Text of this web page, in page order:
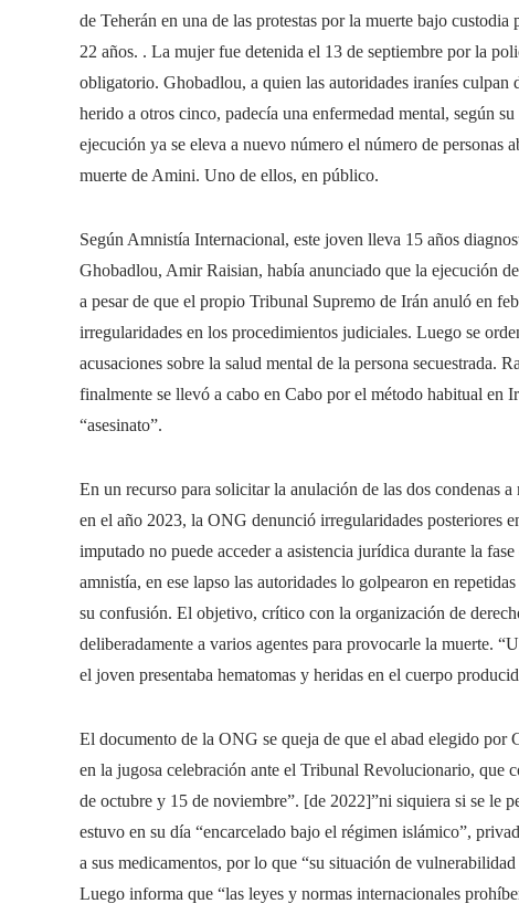
de Teherán en una de las protestas por la muerte bajo
22 años. . La mujer fue detenida el 13 de septiembre por la
obligatorio. Ghobadlou, a quien las autoridades iraníes culpan
herido a otros cinco, padecía una enfermedad mental, según
ejecución ya se eleva a nuevo número el número de personas
muerte de Amini. Uno de ellos, en público.
Según Amnistía Internacional, este joven lleva 15 años
Ghobadlou, Amir Raisian, había anunciado que la ejecución
a pesar de que el propio Tribunal Supremo de Irán anuló en
irregularidades en los procedimientos judiciales. Luego se
acusaciones sobre la salud mental de la persona secuestrada.
finalmente se llevó a cabo en Cabo por el método habitual en
“asesinato”.
En un recurso para solicitar la anulación de las dos condenas
en el año 2023, la ONG denunció irregularidades posteriores
imputado no puede acceder a asistencia jurídica durante la
amnistía, en ese lapso las autoridades lo golpearon en
su confusión. El objetivo, crítico con la organización de
deliberadamente a varios agentes para provocarle la muerte.
el joven presentaba hematomas y heridas en el cuerpo
El documento de la ONG se queja de que el abad elegido por
en la jugosa celebración ante el Tribunal Revolucionario, que
de octubre y 15 de noviembre”. [de 2022]”ni siquiera si se le
estuvo en su día “encarcelado bajo el régimen islámico”,
a sus medicamentos, por lo que “su situación de
Luego informa que “las leyes y normas internacionales